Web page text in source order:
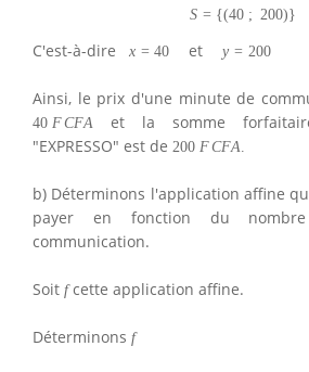
S = {(40 ; 200)}
C'est-à-dire x = 40 et y = 200
Ainsi, le prix d'une minute de
40 FCFA
et la somme
"EXPRESSO" est de 200 FCFA
b) Déterminons l'application affine
payer en fonction du
communication.
Soit fcette application affine.
Déterminons f